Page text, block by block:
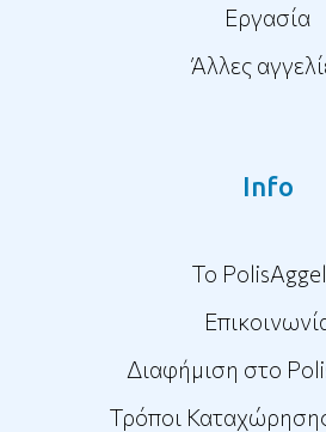
Εργασία
Άλλες
Info
To
Διαφήμιση στο
Τρόποι